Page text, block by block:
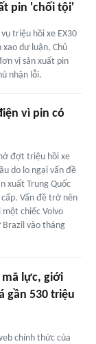
pin 'chối tội'
triệu hồi xe EX30
xao dư luận, Chủ
vị sản xuất pin
nhận lỗi.
vì pin có
đợt triệu hồi xe
do lo ngại vấn đề
xuất Trung Quốc
Vấn đề trở nên
chiếc Volvo
Brazil vào tháng
mã lực, giới
gần 530 triệu
chính thức của